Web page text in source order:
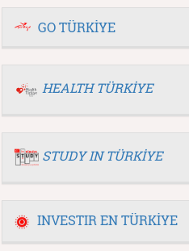
GO TÜRKİYE
HEALTH TÜRKİYE
STUDY IN TÜRKİYE
INVESTIR EN TÜRKİYE